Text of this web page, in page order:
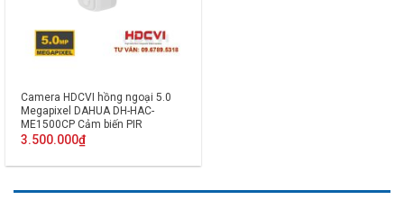
Camera HDCVI hồng ngoại 5.0
Megapixel DAHUA DH-HAC-
ME1500CP Cảm biến PIR
3.500.000₫